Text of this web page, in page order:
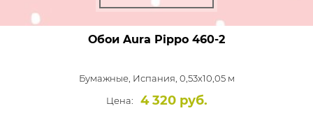
Обои Aura Pippo 460-2
Бумажные, Испания, 0,53x10,05 м
Цена:
4 320 руб.